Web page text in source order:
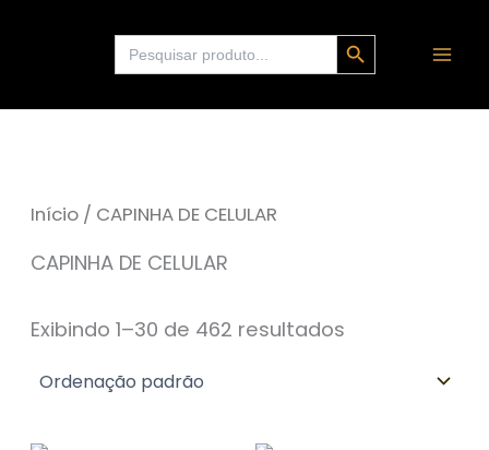
conteúdo
Search
for:
Search Button
Início / CAPINHA DE CELULAR
CAPINHA DE CELULAR
Exibindo 1–30 de 462 resultados